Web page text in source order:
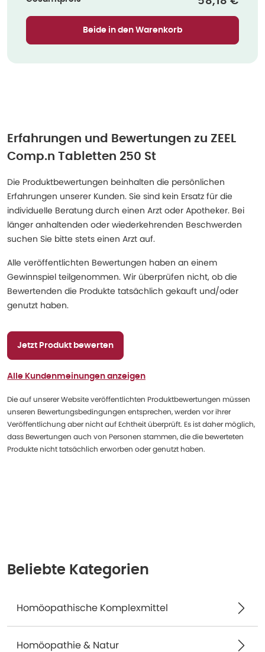
Beide in den Warenkorb
Erfahrungen und Bewertungen zu ZEEL
Comp.n Tabletten 250 St
Die Produktbewertungen beinhalten die persönlichen
Erfahrungen unserer Kunden. Sie sind kein Ersatz für die
individuelle Beratung durch einen Arzt oder Apotheker. Bei
länger anhaltenden oder wiederkehrenden Beschwerden
suchen Sie bitte stets einen Arzt auf.
Alle veröffentlichten Bewertungen haben an einem
Gewinnspiel teilgenommen. Wir überprüfen nicht, ob die
Bewertenden die Produkte tatsächlich gekauft und/oder
genutzt haben.
Jetzt Produkt bewerten
Alle Kundenmeinungen anzeigen
Die auf unserer Website veröffentlichten Produktbewertungen müssen
unseren Bewertungsbedingungen entsprechen, werden vor ihrer
Veröffentlichung aber nicht auf Echtheit überprüft. Es ist daher möglich,
dass Bewertungen auch von Personen stammen, die die bewerteten
Produkte nicht tatsächlich erworben oder genutzt haben.
Beliebte Kategorien
Homöopathische Komplexmittel
Homöopathie & Natur